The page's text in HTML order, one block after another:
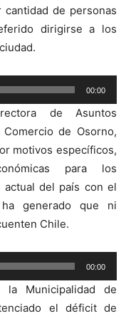
de personas
dirigirse a los
00:00
de Asuntos
de Osorno,
motivos específicos,
para los
del país con el
generado que ni
Chile.
00:00
la Municipalidad de
el déficit de